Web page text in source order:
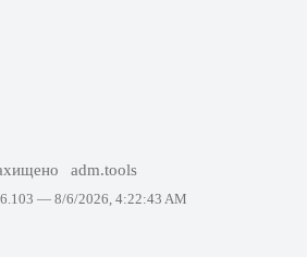
adm.tools
— 8/6/2026, 4:22:43 AM